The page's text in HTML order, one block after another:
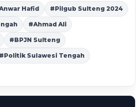
Hafid #Pilgub Sulteng 2024
#Ahmad Ali
#BPJN Sulteng
#Politik Sulawesi Tengah